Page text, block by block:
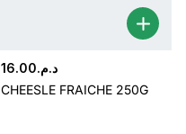
د.م.16.00
CHEESLE FRAICHE 250G